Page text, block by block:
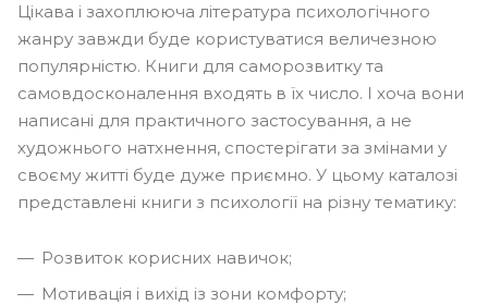
Цікава і захоплююча література психологічного
жанру завжди буде користуватися величезною
популярністю. Книги для саморозвитку та
самовдосконалення входять в їх число. І хоча вони
написані для практичного застосування, а не
художнього натхнення, спостерігати за змінами у
своєму житті буде дуже приємно. У цьому каталозі
представлені книги з психології на різну тематику:
Розвиток корисних навичок;
Мотивація і вихід із зони комфорту;